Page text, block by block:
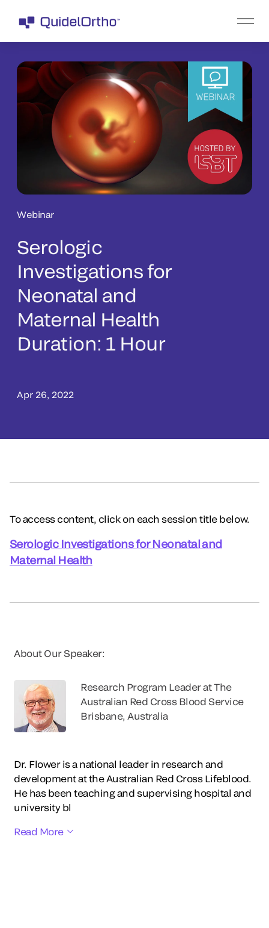
Webinar
Serologic
Investigations for
Neonatal and
Maternal Health
Duration: 1 Hour
Apr 26, 2022
To access content, click on each session title below.
Serologic Investigations for Neonatal and
Maternal Health
About Our Speaker:
Research Program Leader at The
Australian Red Cross Blood Service
Brisbane, Australia
Dr. Flower is a national leader in research and
development at the Australian Red Cross Lifeblood.
He has been teaching and supervising hospital and
university bl
Read More